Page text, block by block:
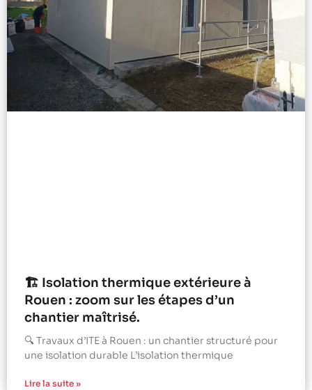
🏗️ Isolation thermique extérieure à
Rouen : zoom sur les étapes d’un
chantier maîtrisé.
🔍 Travaux d’ITE à Rouen : un chantier structuré pour
une isolation durable L’isolation thermique
Lire la suite »